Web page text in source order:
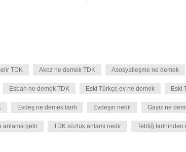
TDK Akoz ne demek TDK Asosyalleşme ne demek
Esbah ne demek TDK Eski Türkçe ev ne demek Eski
Evdeş ne demek tarih Evdeşin nedir Gayız ne
anlama gelir TDK sözlük anlamı nedir Tebliğ tarihinden